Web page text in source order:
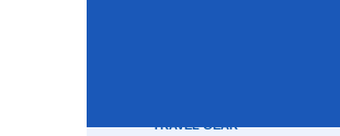
TRAVEL GEAR